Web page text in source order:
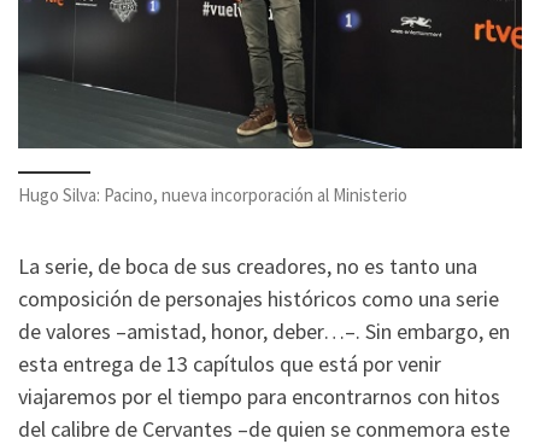
Hugo Silva: Pacino, nueva incorporación al Ministerio
La serie, de boca de sus creadores, no es tanto una
composición de personajes históricos como una serie
de valores –amistad, honor, deber…–. Sin embargo, en
esta entrega de 13 capítulos que está por venir
viajaremos por el tiempo para encontrarnos con hitos
del calibre de Cervantes –de quien se conmemora este